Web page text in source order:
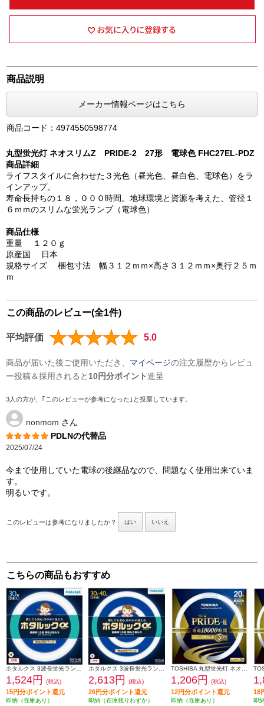
商品説明
メーカー情報ページはこちら
商品コード：4974550598774
丸型蛍光灯 ネオスリムZ PRIDE-2 27形 電球色 FHC27EL-PDZ
商品詳細
ライフスタイルに合わせた３光色（昼光色、昼白色、電球色）をラ
インアップ。
寿命長持ちの１８，０００時間。地球環境と資源を考えた、管径１
６ｍｍのスリムな蛍光ランプ（電球色）
商品仕様
重量 １２０ｇ
原産国 日本
規格サイズ 梱包寸法 幅３１２ｍｍ×高さ３１２ｍｍ×奥行２５ｍ
ｍ
この商品のレビュー(全1件)
平均評価 5.0
商品が届いた後ご使用いただき、 マイページの注文履歴からレビュ
ー投稿＆採用されると 10円分ポイント進呈
3人の方が、｢このレビューが参考になった｣と投票しています。
nonmom さん
PDLNの代替品
2025/07/24
今まで使用していた電球の後継品なので、問題なく使用出来ていま
す。
明るいです。
このレビューは参考になりましたか？ はい いいえ
こちらの商品もおすすめ
1,524円 (税込)
15円分ポイント還元
即納（在庫あり）
2,613円 (税込)
26円分ポイント還元
即納（在庫残りわずか）
1,206円 (税込)
12円分ポイント還元
即納（在庫あり）
18
即